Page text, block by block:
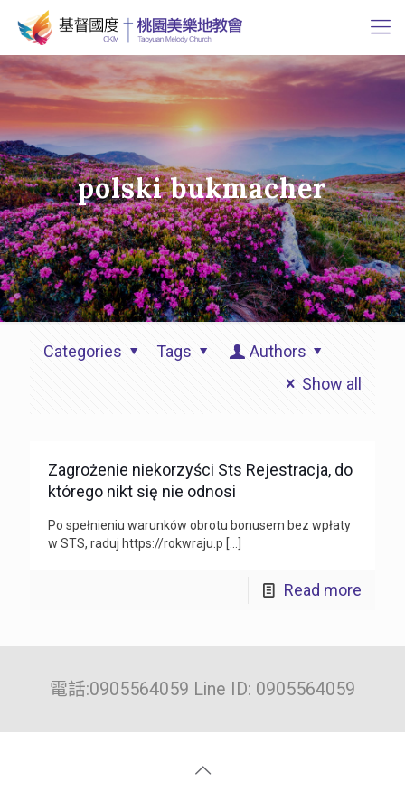
polski bukmacher
Categories Tags
Authors
Show all
Zagrożenie niekorzyści Sts Rejestracja, do
którego nikt się nie odnosi
Po spełnieniu warunków obrotu bonusem bez wpłaty
w STS, raduj https://rokwraju.p […]
Read more
電話:0905564059 Line ID: 0905564059